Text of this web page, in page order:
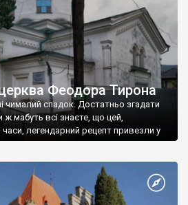
Феодора Тирона
чималий спадок. Достатньо згадати
ж мабуть всі знаєте, що цей,
часи, легендарний рецепт привезли у